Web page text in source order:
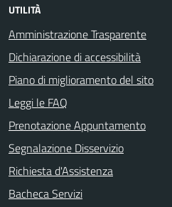
UTILITÀ
Amministrazione Trasparente
Dichiarazione di accessibilità
Piano di miglioramento del sito
Leggi le FAQ
Prenotazione Appuntamento
Segnalazione Disservizio
Richiesta d'Assistenza
Bacheca Servizi